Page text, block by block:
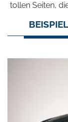
tollen Seiten,